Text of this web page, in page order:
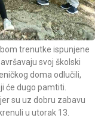
trenutke ispunjene
svoj školski
doma odlučili,
će dugo pamtiti.
su uz dobru zabavu
u utorak 13.